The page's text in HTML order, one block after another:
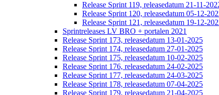
Release Sprint 119, releasedatum 21-11-
Release Sprint 120, releasedatum 05-12-
Release Sprint 121, releasedatum 19-12-
Sprintreleases LV BRO + portalen 2021
Release Sprint 173, releasedatum 13-01-2025
Release Sprint 174, releasedatum 27-01-2025
Release Sprint 175, releasedatum 10-02-2025
Release Sprint 176, releasedatum 24-02-2025
Release Sprint 177, releasedatum 24-03-2025
Release Sprint 178, releasedatum 07-04-2025
Release Sprint 179, releasedatum 21-04-2025